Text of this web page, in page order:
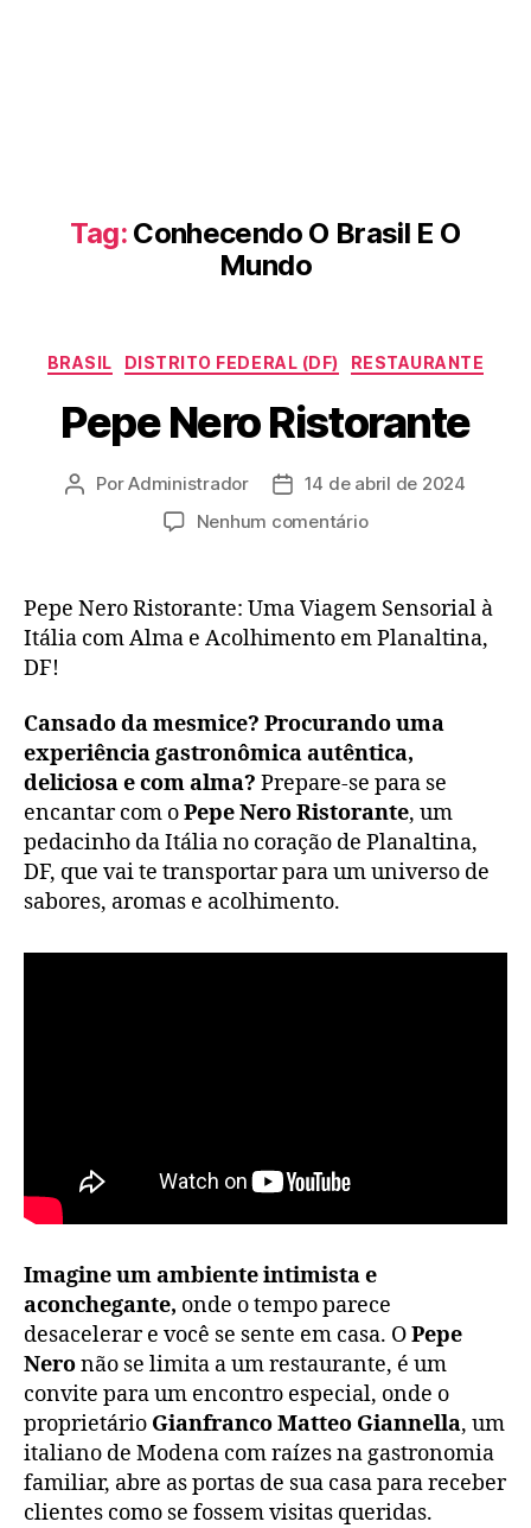
Tag: Conhecendo O Brasil E O
Mundo
Categorias
BRASIL DISTRITO FEDERAL (DF) RESTAURANTE
Pepe Nero Ristorante
Autor
PorAdministrador
Data14 de abril de 2024
Nenhum comentárioem
Ristorante
Pepe Nero Ristorante: Uma Viagem Sensorial à
Itália com Alma e Acolhimento em Planaltina,
DF!
Cansado da mesmice? Procurando uma
experiência gastronômica autêntica,
deliciosa e com alma? Prepare-se para se
encantar com oPepe Nero Ristorante, um
pedacinho da Itália no coração de Planaltina,
DF, que vai te transportar para um universo de
sabores, aromas e acolhimento.
Imagine um ambiente intimista e
aconchegante, onde o tempo parece
desacelerar e você se sente em casa. OPepe
Neronão se limita a um restaurante, é um
convite para um encontro especial, onde o
proprietário Gianfranco Matteo Giannella, um
italiano de Modena com raízes na gastronomia
familiar, abre as portas de sua casa para receber
clientes como se fossem visitas queridas.